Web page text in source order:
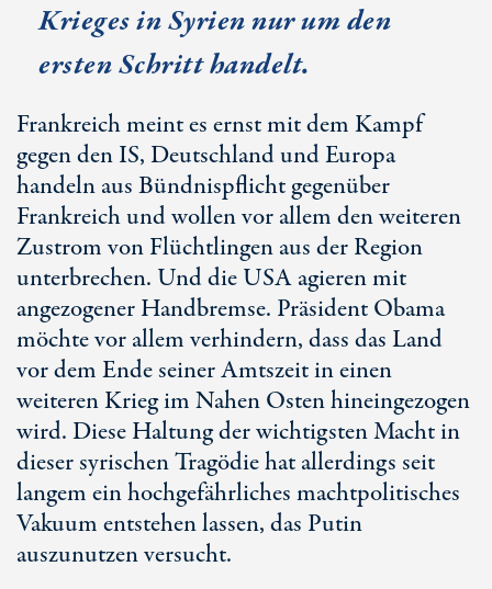
Krieges in Syrien nur um den
ersten Schritt handelt.
Frankreich meint es ernst mit dem Kampf
gegen den IS, Deutschland und Europa
handeln aus Bündnispflicht gegenüber
Frankreich und wollen vor allem den weiteren
Zustrom von Flüchtlingen aus der Region
unterbrechen. Und die USA agieren mit
angezogener Handbremse. Präsident Obama
möchte vor allem verhindern, dass das Land
vor dem Ende seiner Amtszeit in einen
weiteren Krieg im Nahen Osten hineingezogen
wird. Diese Haltung der wichtigsten Macht in
dieser syrischen Tragödie hat allerdings seit
langem ein hochgefährliches machtpolitisches
Vakuum entstehen lassen, das Putin
auszunutzen versucht.